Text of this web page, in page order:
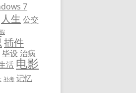
7
人生 公交
插件
毕设 治病
活 电影
补考 记忆